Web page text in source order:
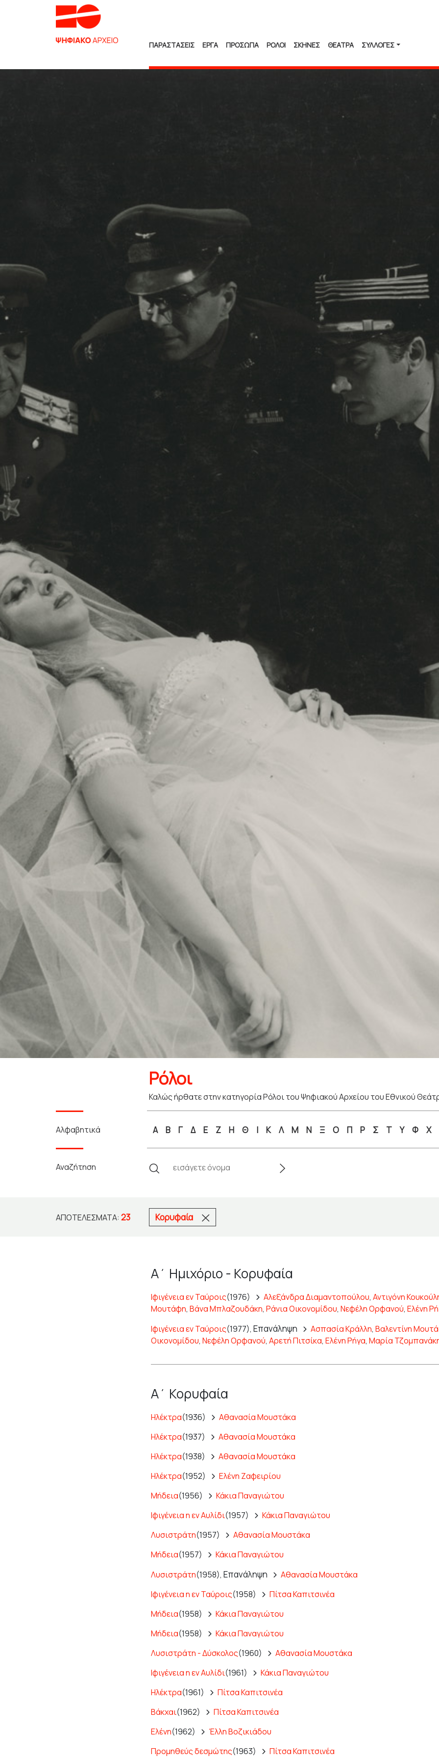
ΠΑΡΑΣΤΑΣΕΙΣ ΕΡΓΑ ΠΡΟΣΩΠΑ ΡΟΛΟΙ ΣΚΗΝΕΣ ΘΕΑΤΡΑ ΣΥΛΛΟΓΈΣ
Ρόλοι
Καλώς ήρθατε στην κατηγορία Ρόλοι του Ψηφιακού Αρχείου του Εθνικού
Αλφαβητικά Α Β Γ Δ Ε Ζ Η Θ Ι Κ Λ Μ Ν Ξ Ο Π Ρ Σ Τ Υ Φ Χ
Αναζήτηση
ΑΠΟΤΕΛΈΣΜΑΤΑ: 23 Κορυφαία
Α΄ Ημιχόριο - Κορυφαία
Ιφιγένεια εν Ταύροις(1976) Αλεξάνδρα Διαμαντοπούλου, Αντιγόνη
Μουτάφη, Βάνα Μπλαζουδάκη, Ράνια Οικονομίδου, Νεφέλη Ορφανού, Ελένη
Ιφιγένεια εν Ταύροις(1977), Επανάληψη Ασπασία Κράλλη, Βαλεντίνη
Οικονομίδου, Νεφέλη Ορφανού, Αρετή Πιτσίκα, Ελένη Ρήγα, Μαρία
Α΄ Κορυφαία
Ηλέκτρα(1936)
Αθανασία Μουστάκα
Ηλέκτρα(1937)
Αθανασία Μουστάκα
Ηλέκτρα(1938)
Αθανασία Μουστάκα
Ηλέκτρα(1952)
Ελένη Ζαφειρίου
Μήδεια(1956)
Κάκια Παναγιώτου
Ιφιγένεια η εν Αυλίδι(1957)
Κάκια Παναγιώτου
Λυσιστράτη(1957)
Αθανασία Μουστάκα
Μήδεια(1957)
Κάκια Παναγιώτου
Λυσιστράτη(1958), Επανάληψη
Αθανασία Μουστάκα
Ιφιγένεια η εν Ταύροις(1958)
Πίτσα Καπιτσινέα
Μήδεια(1958)
Κάκια Παναγιώτου
Μήδεια(1958)
Κάκια Παναγιώτου
Λυσιστράτη - Δύσκολος(1960)
Αθανασία Μουστάκα
Ιφιγένεια η εν Αυλίδι(1961)
Κάκια Παναγιώτου
Ηλέκτρα(1961)
Πίτσα Καπιτσινέα
Βάκχαι(1962)
Πίτσα Καπιτσινέα
Ελένη(1962)
Έλλη Βοζικιάδου
Προμηθεύς δεσμώτης(1963) Πίτσα Καπιτσινέα